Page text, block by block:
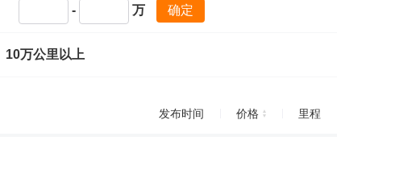
- 万 确定
10万公里以上
发布时间 价格 里程